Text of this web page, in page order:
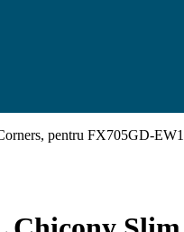
pentru FX705GD-